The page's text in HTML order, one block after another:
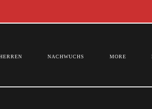
NACHWUCHS MORE